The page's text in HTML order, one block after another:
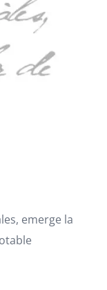
emerge la